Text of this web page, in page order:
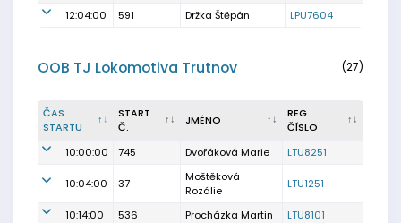
12:04:00
591 Držka Štěpán LPU7604
OOB TJ Lokomotiva Trutnov (27)
ČAS
STARTU
START.
Č.
JMÉNO
REG.
ČÍSLO
10:00:00
745 Dvořáková Marie LTU8251
10:04:00 37
Moštěková
Rozálie
LTU1251
10:14:00 536 Procházka Martin
LTU8101